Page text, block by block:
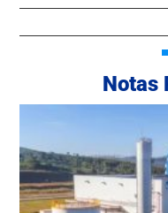
Notas